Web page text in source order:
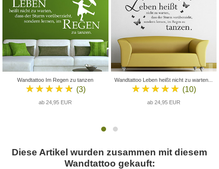
Wandtattoo Im Regen zu tanzen
★★★★★ (3)
ab 24,95 EUR
Wandtattoo Leben heißt nicht zu warten...
★★★★★ (10)
ab 24,95 EUR
Diese Artikel wurden zusammen mit diesem
Wandtattoo gekauft: